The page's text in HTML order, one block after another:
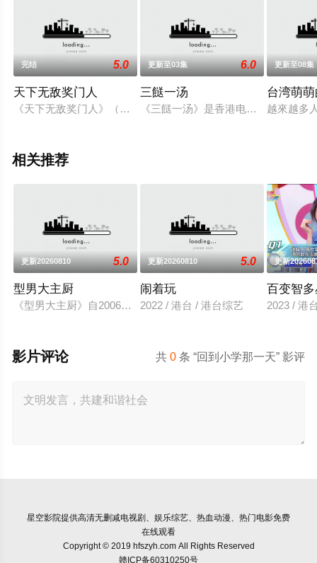
完结 5.0
天下无敌奖门人
《天下无敌奖门人》（英语：TheSuperTrioShow）是香港无线
更新至03集 6.0
三餸一汤
《三餸一汤》是香港电视广播有限
更新至08集
台湾萌
越來越多
相关推荐
更新20260810 5.0
型男大主厨
《型男大主厨》自2006年7月10日首播推出以来，收视率长期
更新20260810 5.0
闹着玩
2022 / 港台 / 港台综艺
更新
百变智
2023 / 港
共0 条 “回到小学那一天” 影评
影片评论
星空影院提供高清无删减电视剧、娱乐综艺、热血动漫、热门电影免费
在线观看
Copyright © 2019 hfszyh.com All Rights Reserved
赣ICP备60310250号